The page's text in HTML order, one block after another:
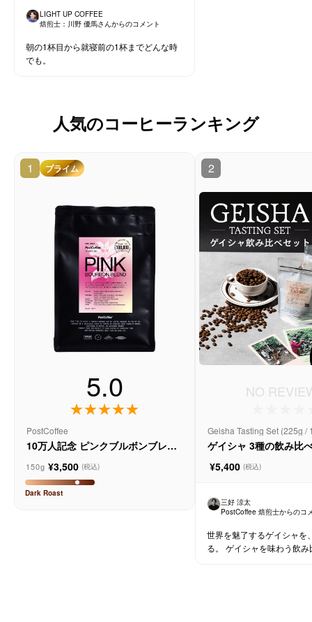
LIGHT UP COFFEE
焙煎士： 川野 優馬さんからのコメント
朝の1杯目から就寝前の1杯までどんな時
でも。
人気のコーヒーランキング
1 プライム
5.0
PostCoffee
10万人記念 ピンクブルボンブレン
150g ¥3,500 (税込)
Dark Roast
2
NO
Geisha Tasting Set (225g /
ゲイシャ 3種の飲み比
¥5,400 (税込)
三好 涼太
PostCoffee 焙煎士からのコ
世界を魅了するゲイシャを
る。 ゲイシャを味わう飲